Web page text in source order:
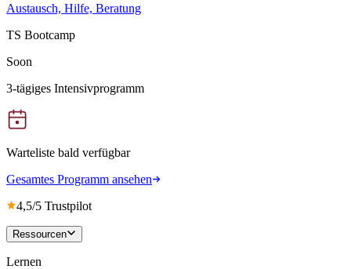
Austausch, Hilfe, Beratung
TS Bootcamp
Soon
3-tägiges Intensivprogramm
Warteliste bald verfügbar
Gesamtes Programm ansehen
4,5/5 Trustpilot
Ressourcen
Lernen